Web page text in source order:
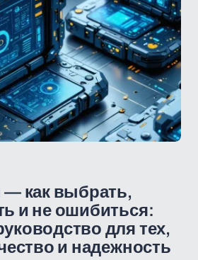
— как выбрать,
и не ошибиться:
для тех,
и надежность